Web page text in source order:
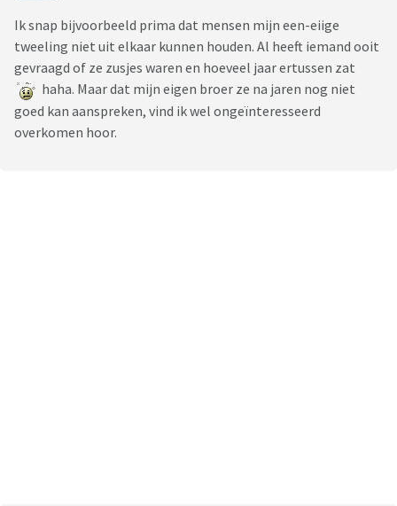
Ik snap bijvoorbeeld prima dat mensen mijn een-eiige
tweeling niet uit elkaar kunnen houden. Al heeft iemand ooit
gevraagd of ze zusjes waren en hoeveel jaar ertussen zat
haha. Maar dat mijn eigen broer ze na jaren nog niet
goed kan aanspreken, vind ik wel ongeïnteresseerd
overkomen hoor.